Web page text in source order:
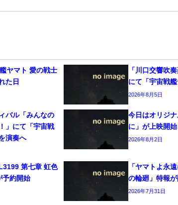
ヤマト 愛の戦士
た日
「川口交響吹
にて「宇宙戦
2026年8月5日
バル「みんなの
」にて「宇宙戦
演奏へ
今日はオリジ
に」が上映開始
2026年8月2日
第七章 虹色
予約開始
「ヤマトよ永
の輪廻」特報
2026年7月31日